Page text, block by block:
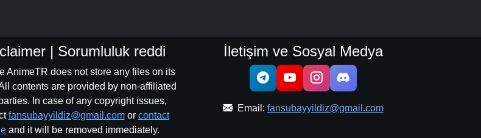
| Sorumluluk reddi
AnimeTR does not store any files on its
contents are provided by non-affiliated
In case of any copyright issues,
fansubayyildiz@gmail.comor contact
and it will be removed immediately.
İletişim ve Sosyal Medya
Email: fansubayyildiz@gmail.com